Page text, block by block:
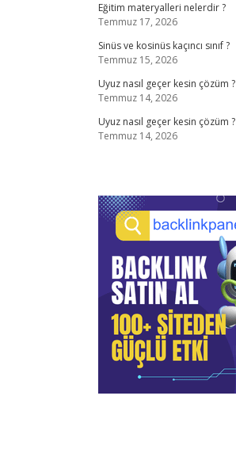
Eğitim materyalleri nelerdir ?
Temmuz 17, 2026
Sinüs ve kosinüs kaçıncı sınıf ?
Temmuz 15, 2026
Uyuz nasıl geçer kesin çözüm ?
Temmuz 14, 2026
Uyuz nasıl geçer kesin çözüm ?
Temmuz 14, 2026